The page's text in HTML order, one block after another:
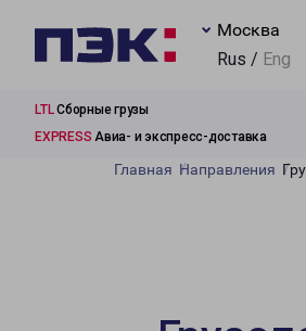
Москва
Rus / Eng
LTLСборные грузы
EXPRESS Авиа- и экспресс-доставка
Главная Направления